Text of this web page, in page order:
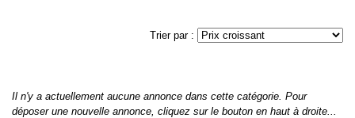
Trier par :
Il n'y a actuellement aucune annonce dans cette catégorie. Pour
déposer une nouvelle annonce, cliquez sur le bouton en haut à droite...